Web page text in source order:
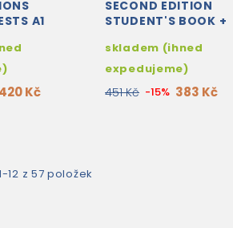
A1
AUDIO
420 Kč
SECOND EDITION
STUDENT'S BOOK +
skladem (ihned
expedujeme)
451 Kč -15% 383 Kč
12 z 57 položek